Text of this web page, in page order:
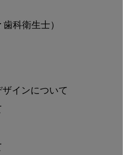
歯科衛生士）
インについて